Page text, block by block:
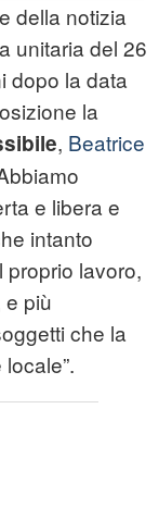
della notizia
unitaria del 26
dopo la data
la
, Beatrice
e libera e
intanto
proprio lavoro,
più
che la